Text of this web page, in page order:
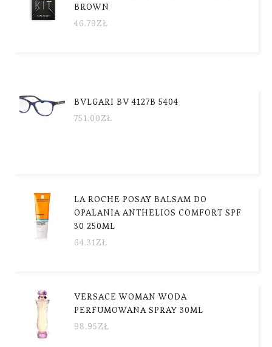
BROWN
46.79ZŁ
BVLGARI BV 4127B 5404
751.00ZŁ
LA ROCHE POSAY BALSAM DO
OPALANIA ANTHELIOS COMFORT SPF
30 250ML
64.31ZŁ
VERSACE WOMAN WODA
PERFUMOWANA SPRAY 30ML
98.95ZŁ